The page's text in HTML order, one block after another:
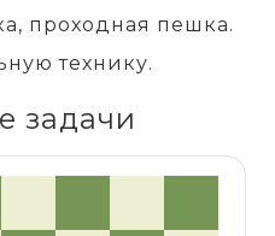
проходная пешка.
технику.
задачи